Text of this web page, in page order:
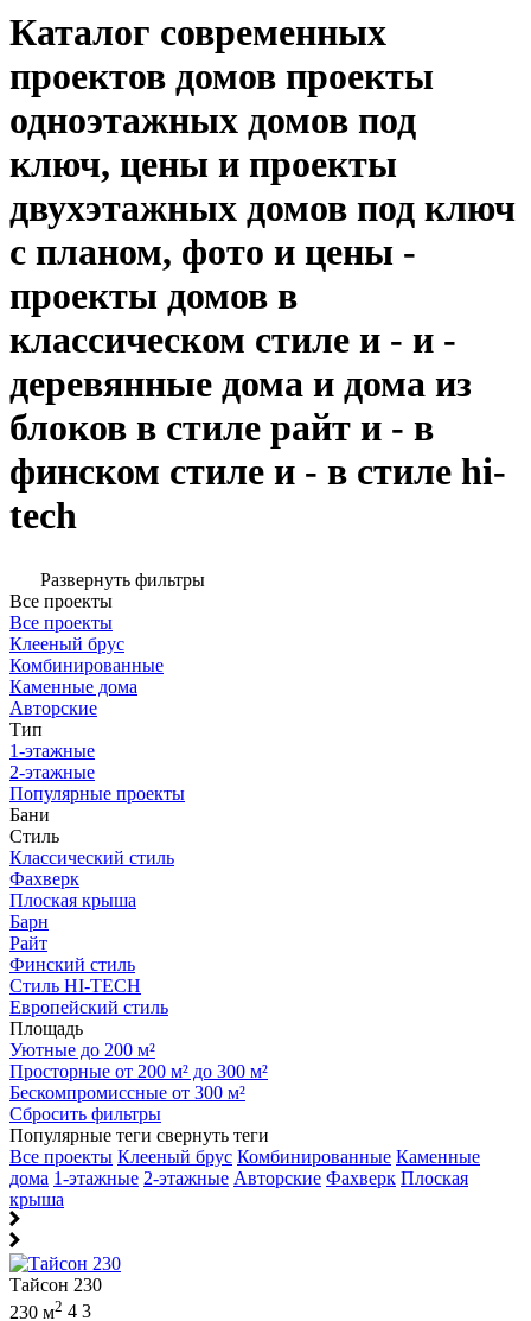
Каталог современных
проектов домов проекты
одноэтажных домов под
ключ, цены и проекты
двухэтажных домов под ключ
с планом, фото и цены -
проекты домов в
классическом стиле и - и -
деревянные дома и дома из
блоков в стиле райт и - в
финском стиле и - в стиле hi-
tech
Развернуть фильтры
Все проекты
Все проекты
Клееный брус
Комбинированные
Каменные дома
Авторские
Тип
1-этажные
2-этажные
Популярные проекты
Бани
Стиль
Классический стиль
Фахверк
Плоская крыша
Барн
Райт
Финский стиль
Стиль HI-TECH
Европейский стиль
Площадь
Уютные до 200 м²
Просторные от 200 м² до 300 м²
Бескомпромиссные от 300 м²
Сбросить фильтры
Популярные теги свернуть теги
Все проекты Клееный брус Комбинированные Каменные
дома 1-этажные 2-этажные Авторские Фахверк Плоская
крыша
Тайсон 230
230 м2 4 3